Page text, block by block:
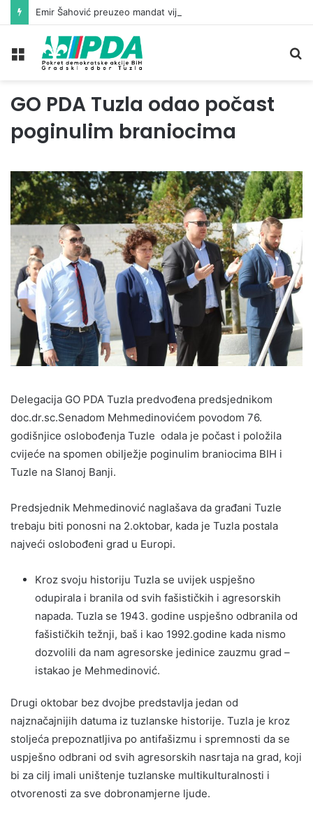
Meni
GO PDA Tuzla odao počast
poginulim braniocima
Delegacija GO PDA Tuzla predvođena predsjednikom
doc.dr.sc.Senadom Mehmedinovićem povodom 76.
godišnjice oslobođenja Tuzle odala je počast i položila
cvijeće na spomen obilježje poginulim braniocima BIH i
Tuzle na Slanoj Banji.
Predsjednik Mehmedinović naglašava da građani Tuzle
trebaju biti ponosni na 2.oktobar, kada je Tuzla postala
najveći oslobođeni grad u Europi.
Kroz svoju historiju Tuzla se uvijek uspješno
odupirala i branila od svih fašističkih i agresorskih
napada. Tuzla se 1943. godine uspješno odbranila od
fašističkih težnji, baš i kao 1992.godine kada nismo
dozvolili da nam agresorske jedinice zauzmu grad –
istakao je Mehmedinović.
Drugi oktobar bez dvojbe predstavlja jedan od
najznačajnijih datuma iz tuzlanske historije. Tuzla je kroz
stoljeća prepoznatljiva po antifašizmu i spremnosti da se
uspješno odbrani od svih agresorskih nasrtaja na grad, koji
bi za cilj imali uništenje tuzlanske multikulturalnosti i
otvorenosti za sve dobronamjerne ljude.